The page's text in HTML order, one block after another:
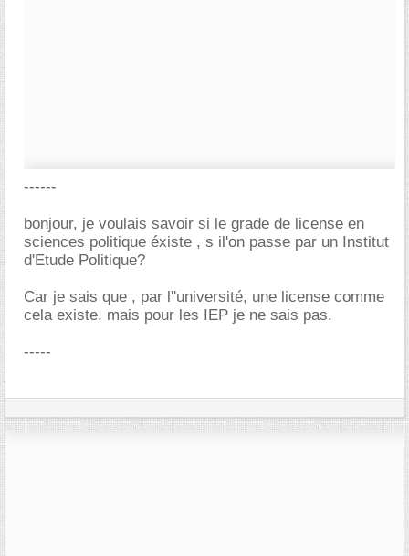
------
bonjour, je voulais savoir si le grade de license en
sciences politique éxiste , s il'on passe par un Institut
d'Etude Politique?
Car je sais que , par l''université, une license comme
cela existe, mais pour les IEP je ne sais pas.
-----